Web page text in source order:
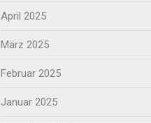
April 2025
März 2025
Februar 2025
Januar 2025